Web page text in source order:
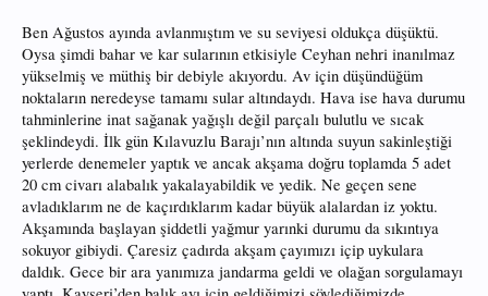
Ben Ağustos ayında avlanmıştım ve su seviyesi oldukça düşüktü.
Oysa şimdi bahar ve kar sularının etkisiyle Ceyhan nehri inanılmaz
yükselmiş ve müthiş bir debiyle akıyordu. Av için düşündüğüm
noktaların neredeyse tamamı sular altındaydı. Hava ise hava durumu
tahminlerine inat sağanak yağışlı değil parçalı bulutlu ve sıcak
şeklindeydi. İlk gün Kılavuzlu Barajı’nın altında suyun sakinleştiği
yerlerde denemeler yaptık ve ancak akşama doğru toplamda 5 adet
20 cm civarı alabalık yakalayabildik ve yedik. Ne geçen sene
avladıklarım ne de kaçırdıklarım kadar büyük alalardan iz yoktu.
Akşamında başlayan şiddetli yağmur yarınki durumu da sıkıntıya
sokuyor gibiydi. Çaresiz çadırda akşam çayımızı içip uykulara
daldık. Gece bir ara yanımıza jandarma geldi ve olağan sorgulamayı